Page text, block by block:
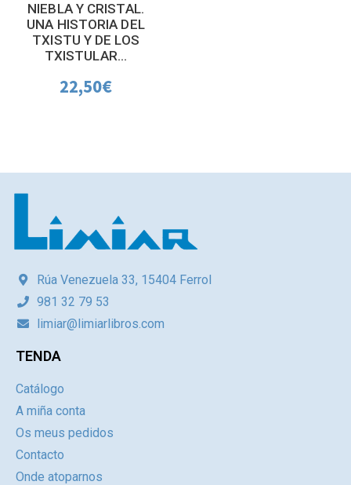
NIEBLA Y CRISTAL.
UNA HISTORIA DEL
TXISTU Y DE LOS
TXISTULAR...
22,50€
Rúa Venezuela 33, 15404 Ferrol
981 32 79 53
limiar@limiarlibros.com
TENDA
Catálogo
A miña conta
Os meus pedidos
Contacto
Onde atoparnos